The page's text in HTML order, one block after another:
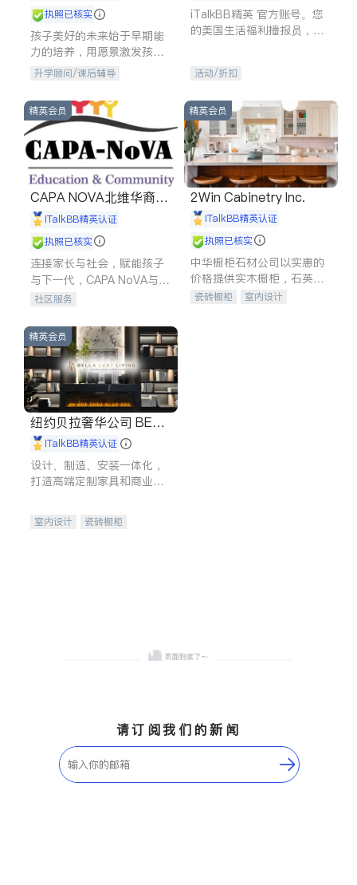
执照已核实
孩子美好的未来始于早期能
力的培养，用愿景激发孩子
的学习潜力和动力。理念：
石。
升学顾问/课后辅导
iTalkBB精英 官方账号。您
的美国生活福利播报员，精
专属福利。
活动/折扣
精英会员
CAPA NOVA北维华裔家
长会iTalkBB精英认证
执照已核实
连接家长与社会，赋能孩子
与下一代，CAPA NoVA与您
携手建设包容、公平、充满
社区服务
精英会员
2Win Cabinetry Inc.
iTalkBB精英认证
执照已核实
中华橱柜石材公司以实惠的
价格提供实木橱柜，石英石
台面，多种优质不锈钢水
瓷砖橱柜
室内设计
精英会员
纽约贝拉奢华公司 BELL
A LUXE
iTalkBB精英认证
设计、制造、安装一体化，
打造高端定制家具和商业空
室内设计
瓷砖橱柜
请订阅我们的新闻